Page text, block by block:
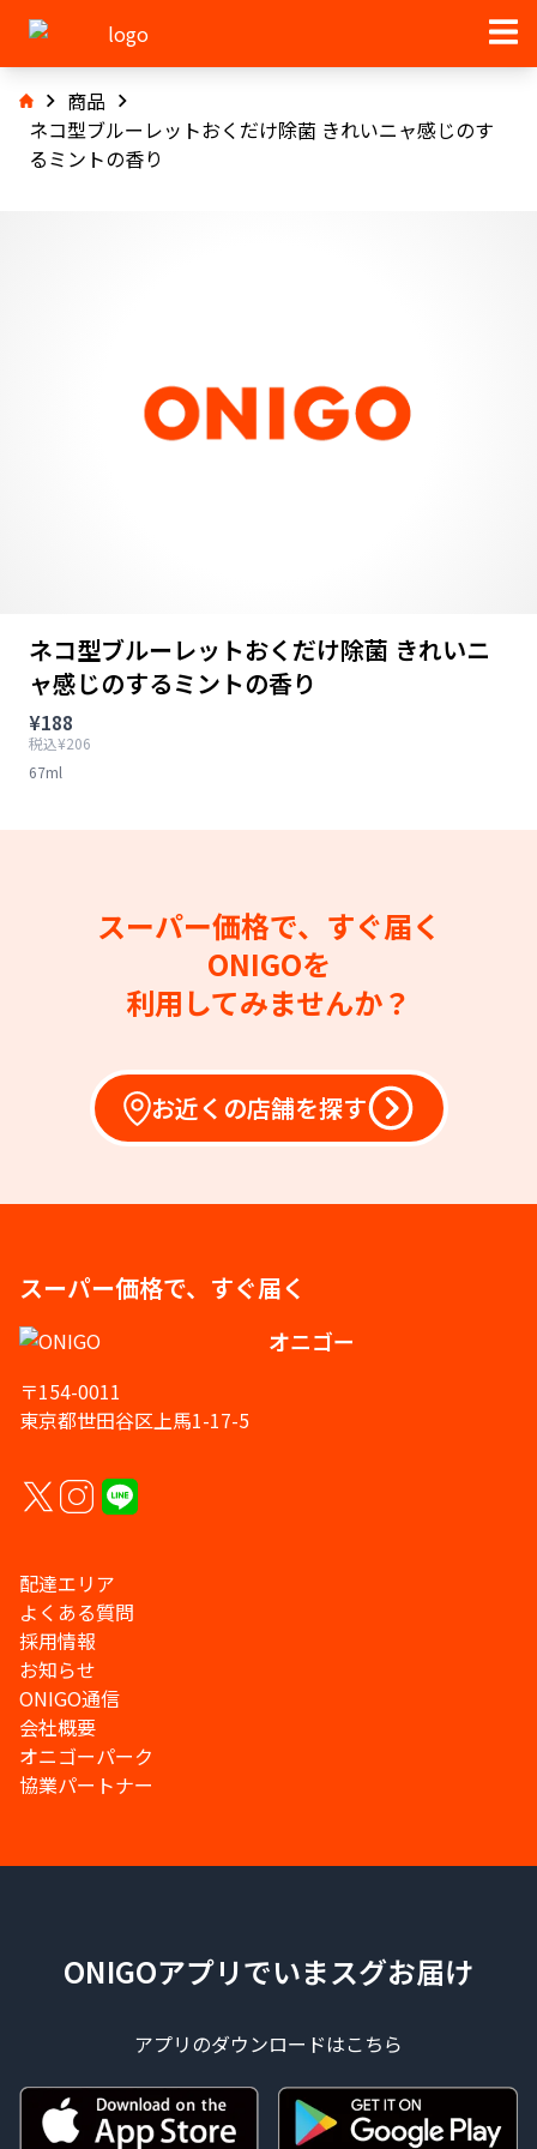
商品
ネコ型ブルーレットおくだけ除菌 きれいニャ感じのす
るミントの香り
ネコ型ブルーレットおくだけ除菌 きれいニ
ャ感じのするミントの香り
¥188
税込¥206
67ml
スーパー価格で、すぐ届く
ONIGOを
利用してみませんか？
お近くの店舗を探す
スーパー価格で、すぐ届く
オニゴー
〒154-0011
東京都世田谷区上馬1-17-5
配達エリア
よくある質問
採用情報
お知らせ
ONIGO通信
会社概要
オニゴーパーク
協業パートナー
ONIGOアプリでいまスグお届け
アプリのダウンロードはこちら